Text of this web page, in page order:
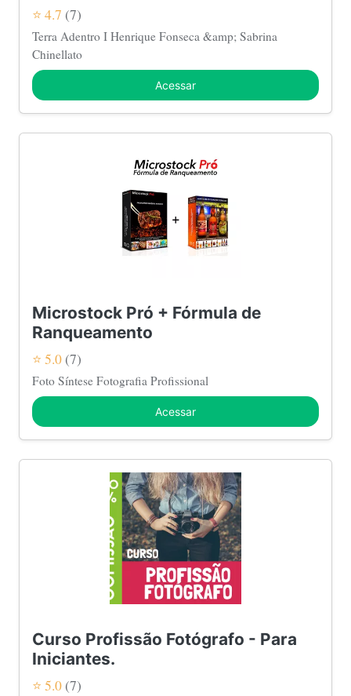
⭐ 4.7 (7)
Terra Adentro I Henrique Fonseca &amp; Sabrina
Chinellato
Acessar
Microstock Pró + Fórmula de
Ranqueamento
⭐ 5.0 (7)
Foto Síntese Fotografia Profissional
Acessar
Curso Profissão Fotógrafo - Para
Iniciantes.
⭐ 5.0 (7)